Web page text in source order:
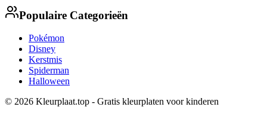
Populaire Categorieën
Pokémon
Disney
Kerstmis
Spiderman
Halloween
© 2026 Kleurplaat.top - Gratis kleurplaten voor kinderen